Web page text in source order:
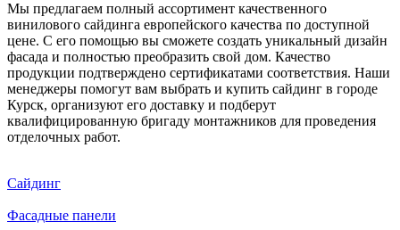
Мы предлагаем полный ассортимент качественного
винилового сайдинга европейского качества по доступной
цене. С его помощью вы сможете создать уникальный дизайн
фасада и полностью преобразить свой дом. Качество
продукции подтверждено сертификатами соответствия. Наши
менеджеры помогут вам выбрать и купить сайдинг в городе
Курск, организуют его доставку и подберут
квалифицированную бригаду монтажников для проведения
отделочных работ.
Сайдинг
Фасадные панели